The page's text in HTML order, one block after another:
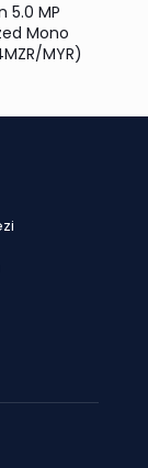
5.0 MP
Mono
MYR)